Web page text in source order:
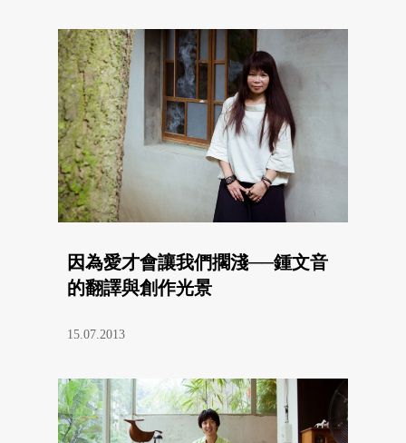
因為愛才會讓我們擱淺──鍾文音
的翻譯與創作光景
15.07.2013